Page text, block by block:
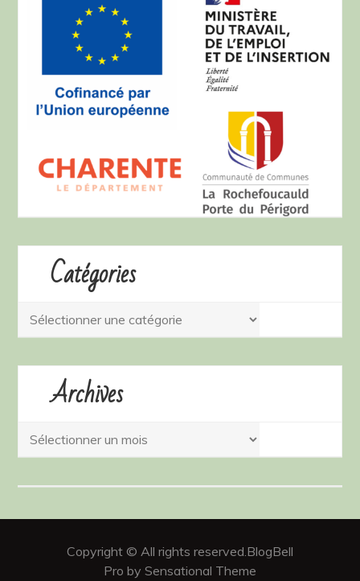
Catégories
Catégories
Archives
Archives
Copyright © All rights reserved.BlogBell
Pro by Sensational Theme